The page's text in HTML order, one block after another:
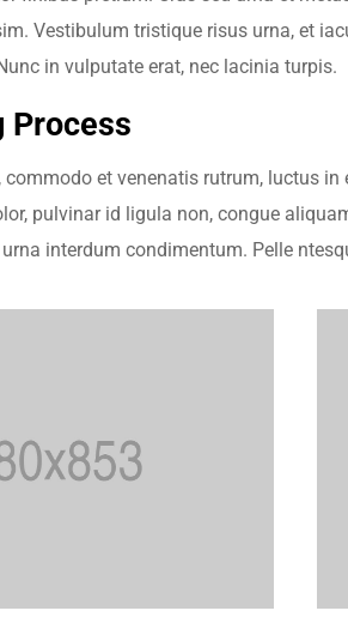
Vestibulum tristique risus urna, et
in vulputate erat, nec lacinia turpis.
Process
commodo et venenatis rutrum, luctus
pulvinar id ligula non, congue
interdum condimentum. Pelle